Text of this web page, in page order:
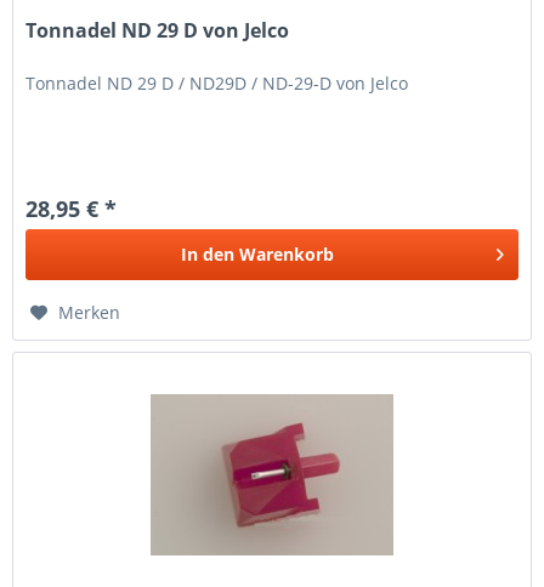
Tonnadel ND 29 D von Jelco
Tonnadel ND 29 D / ND29D / ND-29-D von Jelco
28,95 € *
In den Warenkorb
Merken